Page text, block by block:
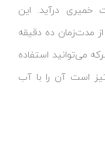
خمیری در‌آید. این
مدت‌زمان ده دقیقه
می‌توانید استفاده
است آن را با آب